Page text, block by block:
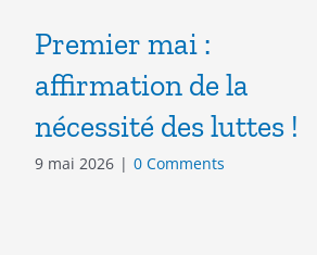
Premier mai :
affirmation de la
nécessité des luttes !
9 mai 2026 | 0 Comments